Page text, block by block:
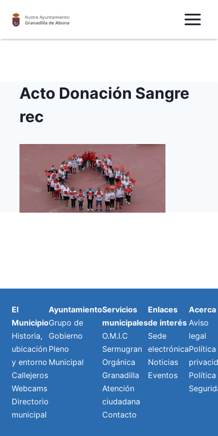
Acto Donación Sangre
rec
El
Municipio
Historia,
ubicación
y entorno
Callejeros
Webcams
Directorio
municipal
Ayuntamiento
Grupo de
Gobierno
Pleno
Municipal
Servicios
municipales
O.M.I.C
Sermugran
Orgánica
Granadilla
Atención
ciudadana
Contacto
Enlaces
de interés
Sede
electrónica
Noticias
Eventos
Acerca
Aviso
legal
Política
Política